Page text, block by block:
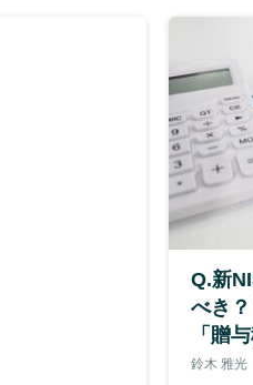
Q.新
べき
「贈
鈴木 雅光